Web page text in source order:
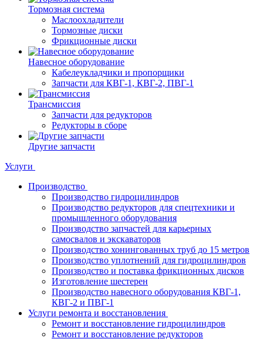
Тормозная система
Маслоохладители
Тормозные диски
Фрикционные диски
Навесное оборудование
Кабелеукладчики и пропорщики
Запчасти для КВГ-1, КВГ-2, ПВГ-1
Трансмиссия
Запчасти для редукторов
Редукторы в сборе
Другие запчасти
Услуги
Производство
Производство гидроцилиндров
Производство редукторов для спецтехники и
промышленного оборудования
Производство запчастей для карьерных
самосвалов и экскаваторов
Производство хонингованных труб до 15 метров
Производство уплотнений для гидроцилиндров
Производство и поставка фрикционных дисков
Изготовление шестерен
Производство навесного оборудования КВГ-1,
КВГ-2 и ПВГ-1
Услуги ремонта и восстановления
Ремонт и восстановление гидроцилиндров
Ремонт и восстановление редукторов